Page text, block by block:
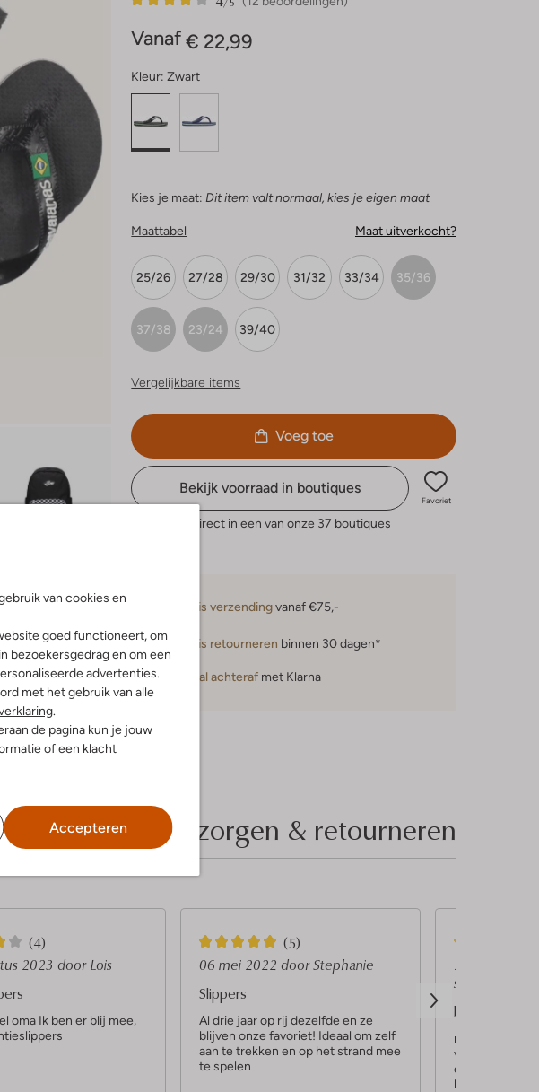
van cookies en
goed functioneert, om
bezoekersgedrag en om een
advertenties.
met het gebruik van alle
.
de pagina kun je jouw
of een klacht
Accepteren
look
Sterren
Vanaf € 22,99
Kleur: Zwart
Kies je maat: Dit item valt normaal, kies je eigen maat
Maattabel Maat uitverkocht?
25/26 27/28 29/30 31/32 33/34 35/36
37/38 23/24 39/40
Vergelijkbare items
Voeg toe
Bekijk voorraad in boutiques
Favoriet
Reserveer direct in een van onze 37 boutiques
Gratis verzendingvanaf €75,-
Gratis retourneren binnen 30 dagen*
Betaal achteraf met Klarna
Bezorgen & retourneren
(4)
2023 door Lois
oma Ik ben er blij mee,
5
S
t
e
r
r
(5)
06 mei 2022 door Stephanie
Slippers
Al drie jaar op rij dezelfde en ze
blijven onze favoriet! Ideaal om zelf
aan te trekken en op het strand mee
te spelen
5
S
t
e
r
r
24
shoelover
brasil slippers
nog een paar
voor de
een